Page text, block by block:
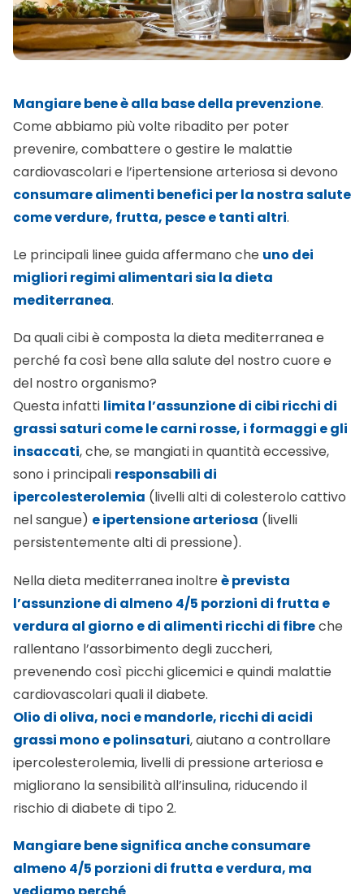
Mangiare bene è alla base della prevenzione.
Come abbiamo più volte ribadito per poter
prevenire, combattere o gestire le malattie
cardiovascolari e l’ipertensione arteriosa si devono
consumare alimenti benefici per la nostra salute
come verdure, frutta, pesce e tanti altri.
Le principali linee guida affermano che uno dei
migliori regimi alimentari sia la dieta
mediterranea.
Da quali cibi è composta la dieta mediterranea e
perché fa così bene alla salute del nostro cuore e
del nostro organismo?
Questa infatti limita l’assunzione di cibi ricchi di
grassi saturi come le carni rosse, i formaggi e gli
insaccati, che, se mangiati in quantità eccessive,
sono i principali responsabili di
ipercolesterolemia (livelli alti di colesterolo cattivo
nel sangue) e ipertensione arteriosa (livelli
persistentemente alti di pressione).
Nella dieta mediterranea inoltre è prevista
l’assunzione di almeno 4/5 porzioni di frutta e
verdura al giorno e di alimenti ricchi di fibreche
rallentano l’assorbimento degli zuccheri,
prevenendo così picchi glicemici e quindi malattie
cardiovascolari quali il diabete.
Olio di oliva, noci e mandorle, ricchi di acidi
grassi mono e polinsaturi, aiutano a controllare
ipercolesterolemia, livelli di pressione arteriosa e
migliorano la sensibilità all’insulina, riducendo il
rischio di diabete di tipo 2.
Mangiare bene significa anche consumare
almeno 4/5 porzioni di frutta e verdura, ma